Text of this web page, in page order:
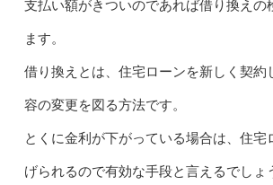
支払い額がきついのであれば借り換えの
ます。
借り換えとは、住宅ローンを新しく契約
容の変更を図る方法です。
とくに金利が下がっている場合は、住宅
げられるので有効な手段と言えるでしょ